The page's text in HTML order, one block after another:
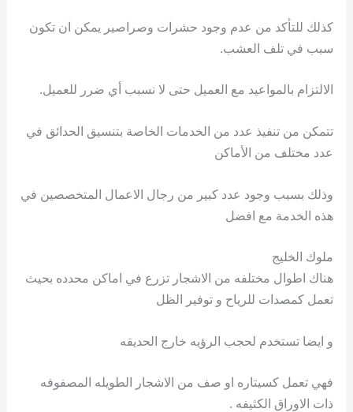
كذلك للتأكد من عدم وجود حشرات وصراصير يمكن ان تكون
سبب في تلف العشب.
الالتزام بالمواعيد مع العميل حتى لا نسبب أي ضرر للعميل.
تتمكن من تنفيذ عدد من الخدمات الخاصة بتنسيق الحدائق في
عدد مختلف من الأماكن
وذلك بسبب وجود عدد كبير من رجال الاعمال المتخصصين في
هذه الخدمة مع افضل
ملوك الخليج
هناك اطوال مختلفه من الاشجار تزرع في اماكن محدده بحيث
تعمل كمصدات للرياح و توفير الظل
و ايضا تستخدم لحجب الرؤيه خارج الحديقه
فهي تعمل كسيتاره او صف من الاشجار الطويله المصفوفه
ذات الاوراق الكثيفه .